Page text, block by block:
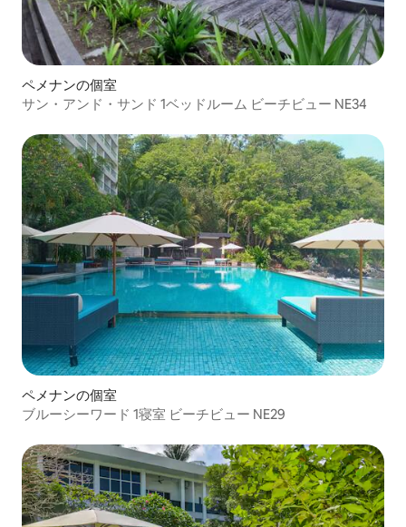
ペメナンの個室
サン・アンド・サンド 1ベッドルーム ビーチビュー NE34
ペメナンの個室
ブルーシーワード 1寝室 ビーチビュー NE29